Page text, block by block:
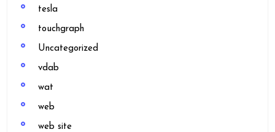
tesla
touchgraph
Uncategorized
vdab
wat
web
web site